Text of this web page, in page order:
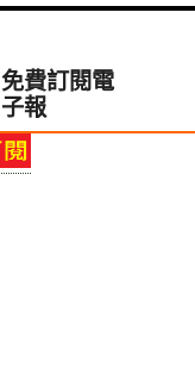
免費訂閱電
子報